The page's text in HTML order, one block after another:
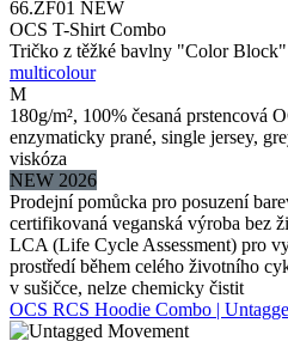
66.ZF01 NEW
OCS T-Shirt Combo
Tričko z těžké bavlny "Color Block"
multicolour
M
180g/m², 100% česaná prstencová
enzymaticky prané, single jersey,
viskóza
NEW 2026
Prodejní pomůcka pro posuzení
certifikovaná veganská výroba bez
LCA (Life Cycle Assessment) pro
prostředí během celého životního
v sušičce, nelze chemicky čistit
OCS RCS Hoodie Combo |